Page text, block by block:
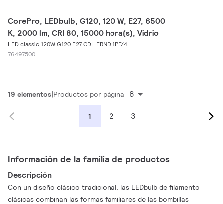
CorePro, LEDbulb, G120, 120 W, E27, 6500
K, 2000 lm, CRI 80, 15000 hora(s), Vidrio
LED classic 120W G120 E27 CDL FRND 1PF/4
76497500
19 elementos Productos por página 8
1 2 3
Información de la familia de productos
Descripción
Con un diseño clásico tradicional, las LEDbulb de filamento
clásicas combinan las formas familiares de las bombillas